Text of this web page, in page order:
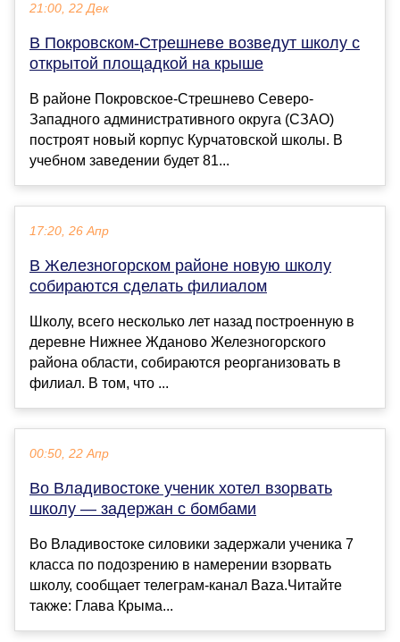
21:00, 22 Дек
В Покровском-Стрешневе возведут школу с
открытой площадкой на крыше
В районе Покровское-Стрешнево Северо-
Западного административного округа (СЗАО)
построят новый корпус Курчатовской школы. В
учебном заведении будет 81...
17:20, 26 Апр
В Железногорском районе новую школу
собираются сделать филиалом
Школу, всего несколько лет назад построенную в
деревне Нижнее Жданово Железногорского
района области, собираются реорганизовать в
филиал. В том, что ...
00:50, 22 Апр
Во Владивостоке ученик хотел взорвать
школу — задержан с бомбами
Во Владивостоке силовики задержали ученика 7
класса по подозрению в намерении взорвать
школу, сообщает телеграм-канал Baza.Читайте
также: Глава Крыма...